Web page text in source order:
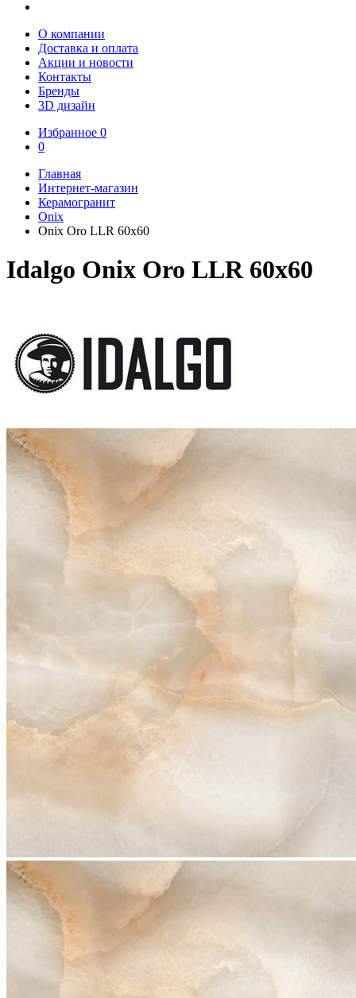
О компании
Доставка и оплата
Акции и новости
Контакты
Бренды
3D дизайн
Избранное 0
0
Главная
Интернет-магазин
Керамогранит
Onix
Onix Oro LLR 60x60
Idalgo Onix Oro LLR 60x60